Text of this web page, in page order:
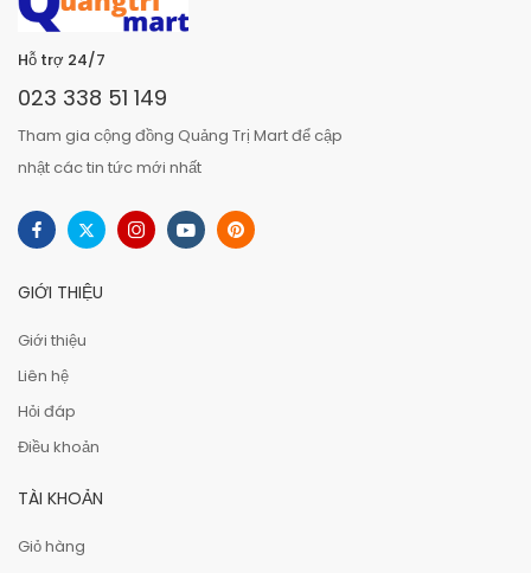
Hỗ trợ 24/7
023 338 51 149
Tham gia cộng đồng Quảng Trị Mart để cập
nhật các tin tức mới nhất
GIỚI THIỆU
Giới thiệu
Liên hệ
Hỏi đáp
Điều khoản
TÀI KHOẢN
Giỏ hàng